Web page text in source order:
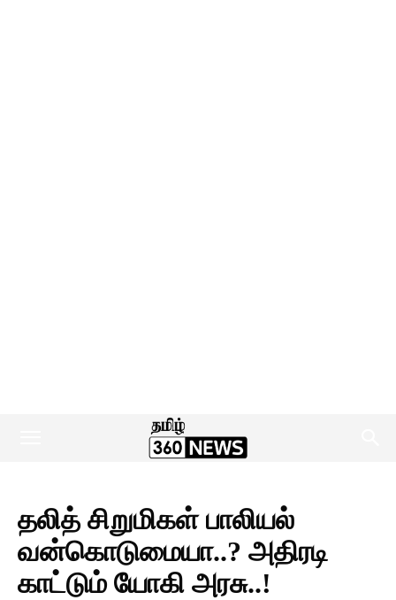
தலித் சிறுமிகள் பாலியல்
வன்கொடுமையா..? அதிரடி
காட்டும் யோகி அரசு..!